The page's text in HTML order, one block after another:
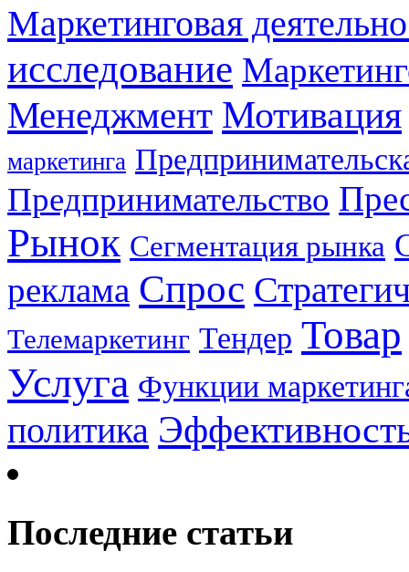
Маркетинговая
исследование
Менеджмент Мотивация
маркетинга
Предпринимательство
Рынок Сегментация рынка
реклама Спрос
Телемаркетинг Тендер Товар
Услуга Функции
политика
Последние статьи